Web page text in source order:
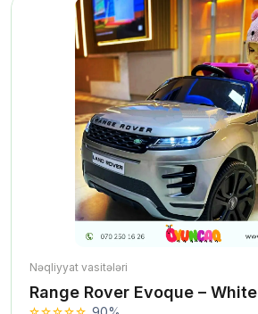
Nəqliyyat vasitələri
Range Rover Evoque – White